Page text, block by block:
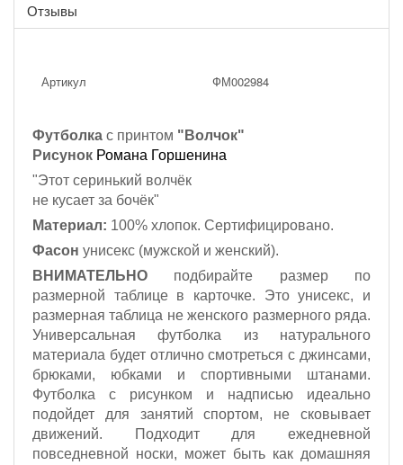
Отзывы
Артикул ФМ002984
Футболка с принтом "Волчок"
Рисунок Романа Горшенина
"Этот серинький волчёк
не кусает за бочёк"
Материал: 100% хлопок. Сертифицировано.
Фасон унисекс (мужской и женский).
ВНИМАТЕЛЬНО подбирайте размер по
размерной таблице в карточке. Это унисекс, и
размерная таблица не женского размерного ряда.
Универсальная футболка из натурального
материала будет отлично смотреться с джинсами,
брюками, юбками и спортивными штанами.
Футболка с рисунком и надписью идеально
подойдет для занятий спортом, не сковывает
движений. Подходит для ежедневной
повседневной носки, может быть как домашняя